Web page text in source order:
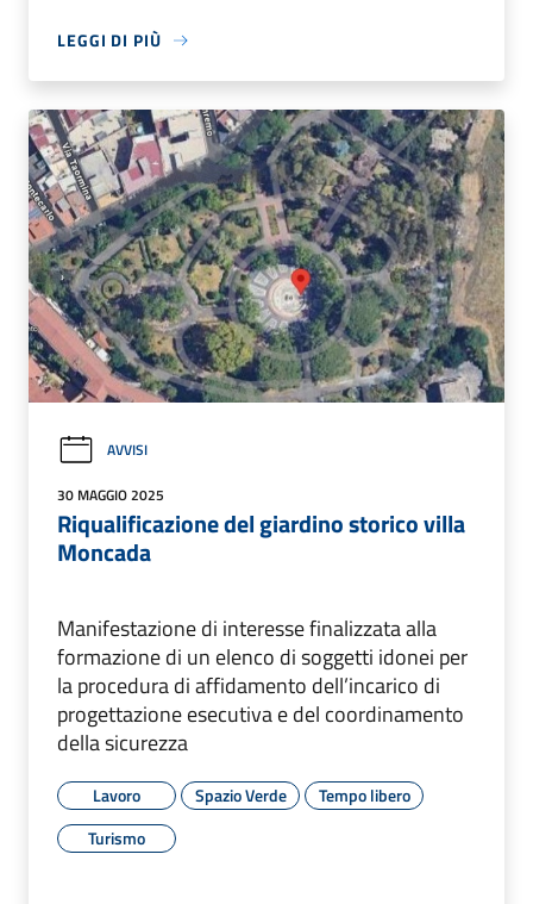
LEGGI DI PIÙ
AVVISI
30 MAGGIO 2025
Riqualificazione del giardino storico villa
Moncada
Manifestazione di interesse finalizzata alla
formazione di un elenco di soggetti idonei per
la procedura di affidamento dell’incarico di
progettazione esecutiva e del coordinamento
della sicurezza
Lavoro Spazio Verde
Tempo libero
Turismo